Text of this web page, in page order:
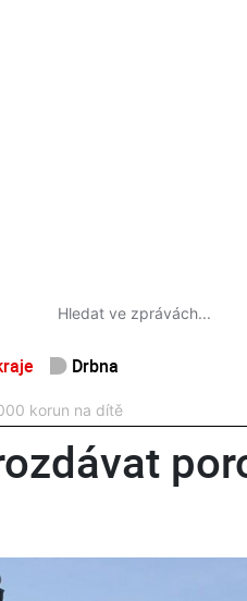
Drbna
korun na dítě